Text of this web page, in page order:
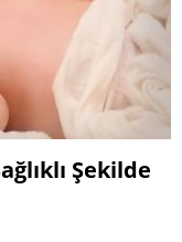
Şekilde